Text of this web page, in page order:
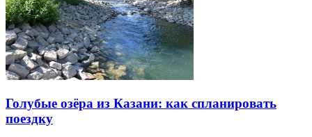
Голубые озёра из Казани: как спланировать
поездку